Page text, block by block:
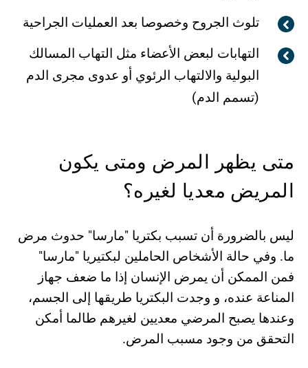
تلوث الجروح وخصوصا بعد العملیات الجراحیة
التھابات لبعض الأعضاء مثل التھاب المسالك
البولیة والالتھاب الرئوي أو عدوى مجرى الدم
(تسمم الدم)
متى یظھر المرض ومتى یكون
المریض معدیا لغیره؟
لیس بالضرورة أن تسبب بكتریا "مارسا" حدوث مرض
ما. وفي حالة الأشخاص الحاملین لبكتیریا "مارسا"
فمن الممكن أن یمرض الإنسان إذا ما ضعف جھاز
المناعة عنده، و وجدت البكتریا طریقھا إلى الجسم،
وعندھا یصبح المرضي معدیین لغیرھم طالما أمكن
التحقق من وجود مسبب المرض.